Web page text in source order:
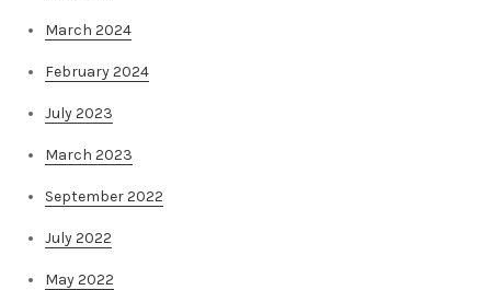
March 2024
February 2024
July 2023
March 2023
September 2022
July 2022
May 2022